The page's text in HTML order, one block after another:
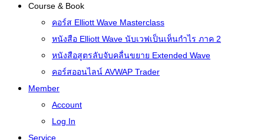
Course & Book
คอร์ส Elliott Wave Masterclass
หนังสือ Elliott Wave นับเวฟเป็นเห็นกำไร ภาค 2
หนังสือสูตรลับจับคลื่นขยาย Extended Wave
คอร์สออนไลน์ AVWAP Trader
Member
Account
Log In
Service